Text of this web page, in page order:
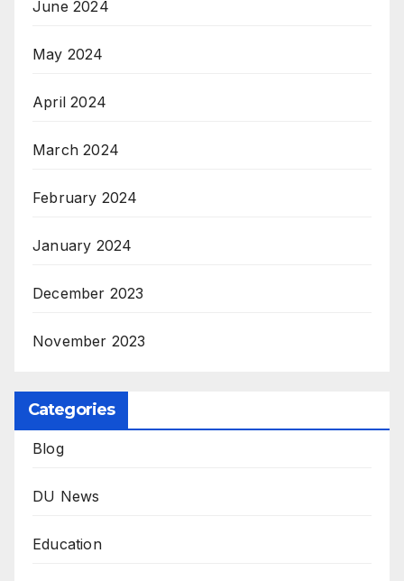
June 2024
May 2024
April 2024
March 2024
February 2024
January 2024
December 2023
November 2023
Categories
Blog
DU News
Education